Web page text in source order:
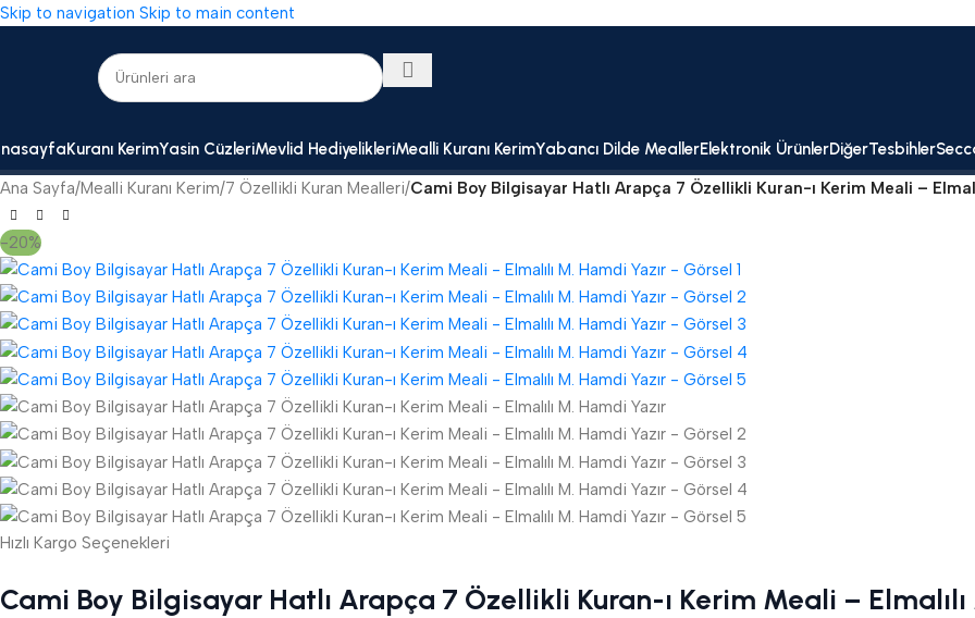
Skip to navigation Skip to main content
Kuranı KerimYasin CüzleriMevlid HediyelikleriMealli Kuranı KerimYabancı Dilde MeallerElektronik ÜrünlerDiğerTesbihler
Ana Sayfa/Mealli Kuranı Kerim/7 Özellikli Kuran Mealleri/Cami Boy Bilgisayar Hatlı Arapça 7 Özellikli Kuran-ı Kerim Meali –
-20%
Hızlı Kargo Seçenekleri
Cami Boy Bilgisayar Hatlı Arapça 7 Özellikli Kuran-ı Kerim Meali – Elmalılı